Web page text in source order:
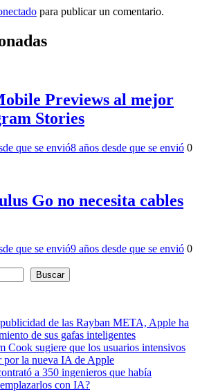
para publicar un comentario.
Previews al mejor
Stories
que se envió8 años desde que se envió 0
Go no necesita cables
que se envió9 años desde que se envió 0
Buscar
de las Rayban META, Apple ha
de sus gafas inteligentes
Cook sugiere que los usuarios intensivos
por la nueva IA de Apple
a 350 ingenieros que había
con IA?